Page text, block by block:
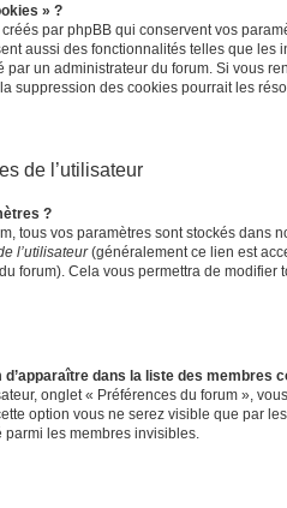
» ?
par phpBB qui conservent vos
aussi des fonctionnalités telles que les
par un administrateur du forum. Si vous
suppression des cookies pourrait les
de l’utilisateur
?
tous vos paramètres sont stockés dans
l’utilisateur(généralement ce lien est
forum). Cela vous permettra de modifier
dans la liste des membres
onglet « Préférences du forum »,
option vous ne serez visible que par
les membres invisibles.